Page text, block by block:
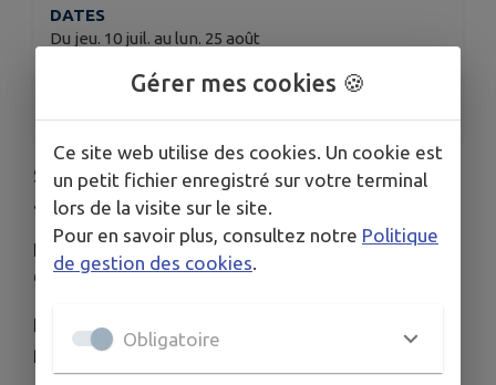
DATES
Du jeu. 10 juil. au lun. 25 août
ORGANISÉ PAR
Sortie en famille à la mer à Houlgate, samedi 23
août 2025 de 9h30 à 19h30.
Les sorties s'adressent à tous les habitants de la
Communauté de Communes du Pays de Conches.
Inscription préalable - places limitées - prévoir un
pique-nique
Gérer mes cookies 🍪
Ce site web utilise des cookies. Un cookie est
un petit fichier enregistré sur votre terminal
lors de la visite sur le site.
Pour en savoir plus, consultez notre Politique
de gestion des cookies.
Obligatoire